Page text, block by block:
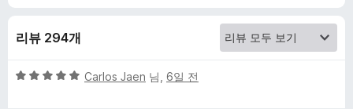
e
r
에
점
리뷰 294개
5
Carlos Jaen 님, 6일 전